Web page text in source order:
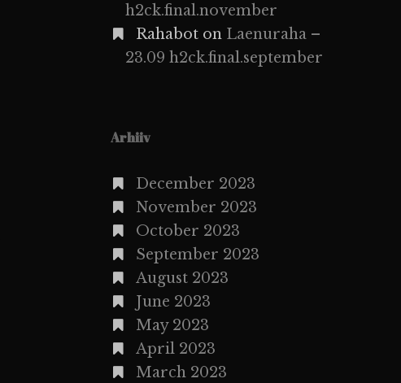
h2ck.final.november
Rahaboton Laenuraha –
23.09 h2ck.final.september
Arhiiv
December 2023
November 2023
October 2023
September 2023
August 2023
June 2023
May 2023
April 2023
March 2023